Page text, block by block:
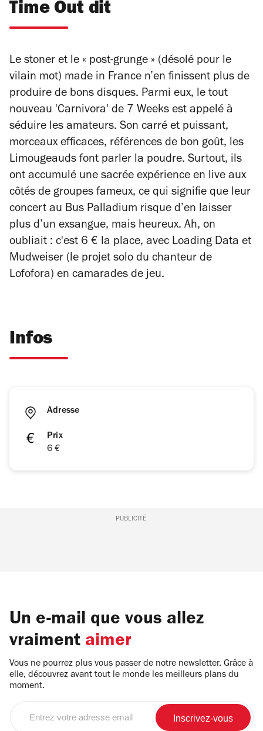
Time Out dit
Le stoner et le « post-grunge » (désolé pour le
vilain mot) made in France n’en finissent plus de
produire de bons disques. Parmi eux, le tout
nouveau 'Carnivora' de 7 Weeks est appelé à
séduire les amateurs. Son carré et puissant,
morceaux efficaces, références de bon goût, les
Limougeauds font parler la poudre. Surtout, ils
ont accumulé une sacrée expérience en live aux
côtés de groupes fameux, ce qui signifie que leur
concert au Bus Palladium risque d’en laisser
plus d’un exsangue, mais heureux. Ah, on
oubliait : c'est 6 € la place, avec Loading Data et
Mudweiser (le projet solo du chanteur de
Lofofora) en camarades de jeu.
Infos
Adresse
Prix
6 €
PUBLICITÉ
Un e-mail que vous allez
vraiment aimer
Vous ne pourrez plus vous passer de notre newsletter. Grâce à
elle, découvrez avant tout le monde les meilleurs plans du
moment.